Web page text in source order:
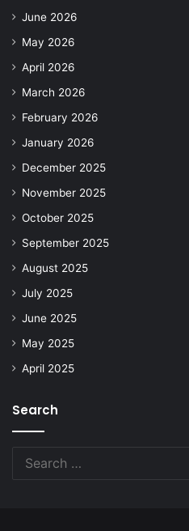
June 2026
May 2026
April 2026
March 2026
February 2026
January 2026
December 2025
November 2025
October 2025
September 2025
August 2025
July 2025
June 2025
May 2025
April 2025
Search